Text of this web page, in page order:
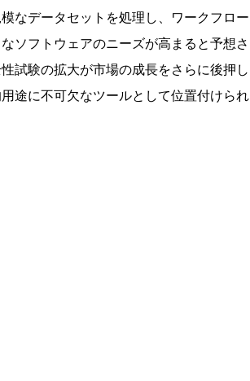
なデータセットを処理し、ワークフロー
ソフトウェアのニーズが高まると予想さ
試験の拡大が市場の成長をさらに後押し
途に不可欠なツールとして位置付けられ